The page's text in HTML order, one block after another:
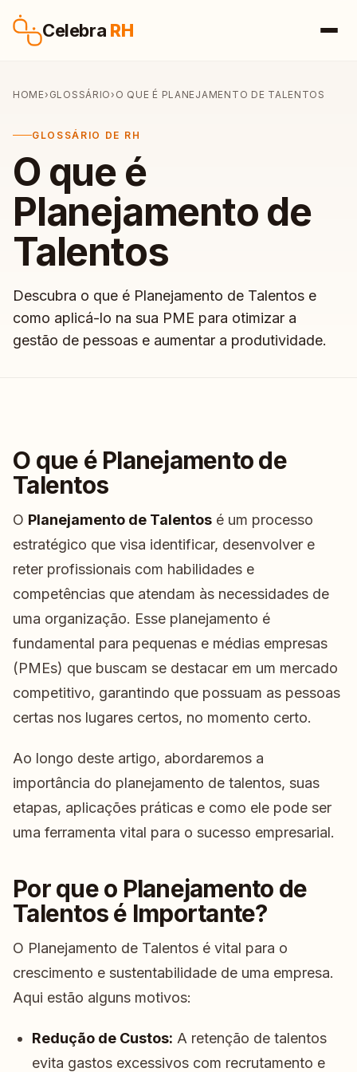
Celebra RH
HOME› GLOSSÁRIO› O QUE É PLANEJAMENTO DE TALENTOS
GLOSSÁRIO DE RH
O que é
Planejamento de
Talentos
Descubra o que é Planejamento de Talentos e
como aplicá-lo na sua PME para otimizar a
gestão de pessoas e aumentar a produtividade.
O que é Planejamento de
Talentos
O Planejamento de Talentos é um processo
estratégico que visa identificar, desenvolver e
reter profissionais com habilidades e
competências que atendam às necessidades de
uma organização. Esse planejamento é
fundamental para pequenas e médias empresas
(PMEs) que buscam se destacar em um mercado
competitivo, garantindo que possuam as pessoas
certas nos lugares certos, no momento certo.
Ao longo deste artigo, abordaremos a
importância do planejamento de talentos, suas
etapas, aplicações práticas e como ele pode ser
uma ferramenta vital para o sucesso empresarial.
Por que o Planejamento de
Talentos é Importante?
O Planejamento de Talentos é vital para o
crescimento e sustentabilidade de uma empresa.
Aqui estão alguns motivos:
Redução de Custos: A retenção de talentos
evita gastos excessivos com recrutamento e